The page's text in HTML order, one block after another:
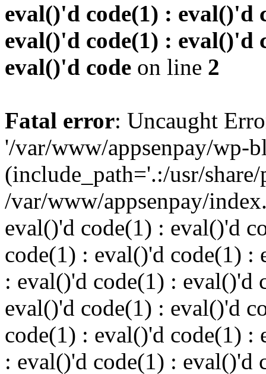
eval()'d code(1) : eval()'d
eval()'d code(1) : eval()'d
eval()'d code on line 2
Fatal error: Uncaught
'/var/www/appsenpay/wp-
(include_path='.:/usr/
/var/www/appsenpay/
eval()'d code(1) : eval()'d
code(1) : eval()'d code(1) :
: eval()'d code(1) : eval()'d
eval()'d code(1) : eval()'d
code(1) : eval()'d code(1) :
: eval()'d code(1) : eval()'d